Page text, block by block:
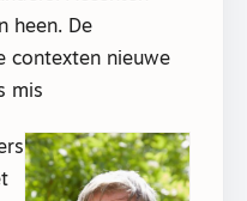
heen. De
contexten nieuwe
mis